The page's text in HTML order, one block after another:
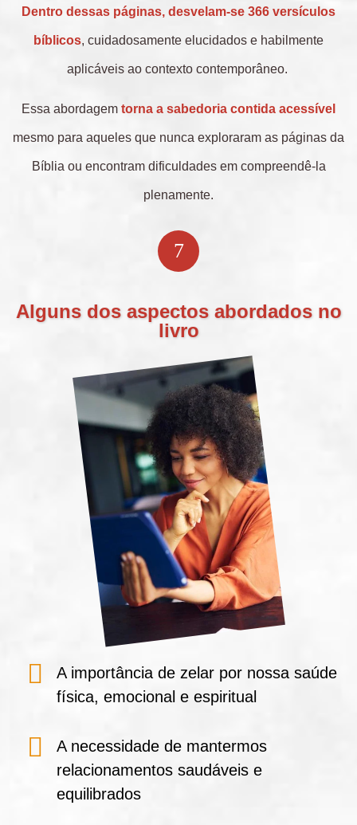
Dentro dessas páginas, desvelam-se 366 versículos
bíblicos, cuidadosamente elucidados e habilmente
aplicáveis ao contexto contemporâneo.
Essa abordagem torna a sabedoria contida acessível
mesmo para aqueles que nunca exploraram as páginas da
Bíblia ou encontram dificuldades em compreendê-la
plenamente.
Alguns dos aspectos abordados no
livro
A importância de zelar por nossa saúde
física, emocional e espiritual
A necessidade de mantermos
relacionamentos saudáveis e
equilibrados